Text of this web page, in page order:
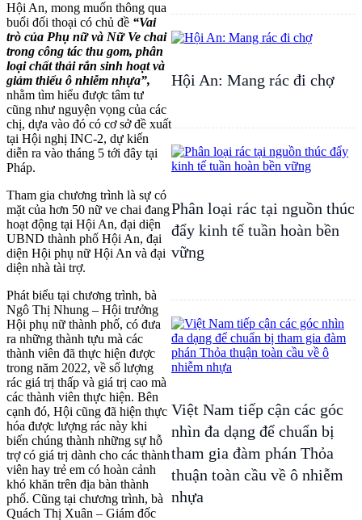
Hội An, mong muốn thông qua
buổi đối thoại có chủ đề “Vai
trò của Phụ nữ và Nữ Ve chai
trong công tác thu gom, phân
loại chất thải rắn sinh hoạt và
giảm thiểu ô nhiễm nhựa”,
nhằm tìm hiểu được tâm tư
cũng như nguyện vọng của các
chị, dựa vào đó có cơ sở đề xuất
tại Hội nghị INC-2, dự kiến
diễn ra vào tháng 5 tới đây tại
Pháp.
Tham gia chương trình là sự có
mặt của hơn 50 nữ ve chai đang
hoạt động tại Hội An, đại diện
UBND thành phố Hội An, đại
diện Hội phụ nữ Hội An và đại
diện nhà tài trợ.
Phát biểu tại chương trình, bà
Ngô Thị Nhung – Hội trưởng
Hội phụ nữ thành phố, có đưa
ra những thành tựu mà các
thành viên đã thực hiện được
trong năm 2022, về số lượng
rác giá trị thấp và giá trị cao mà
các thành viên thực hiện. Bên
cạnh đó, Hội cũng đã hiện thực
hóa được lượng rác này khi
biến chúng thành những sự hỗ
trợ có giá trị dành cho các thành
viên hay trẻ em có hoàn cảnh
khó khăn trên địa bàn thành
phố. Cũng tại chương trình, bà
Quách Thị Xuân – Giám đốc
Hội An: Mang rác đi chợ
Phân loại rác tại nguồn thúc
đẩy kinh tế tuần hoàn bền
vững
Việt Nam tiếp cận các góc
nhìn đa dạng để chuẩn bị
tham gia đàm phán Thỏa
thuận toàn cầu về ô nhiễm
nhựa